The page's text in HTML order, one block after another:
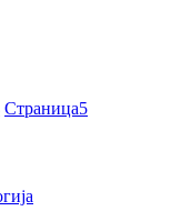
Страница5